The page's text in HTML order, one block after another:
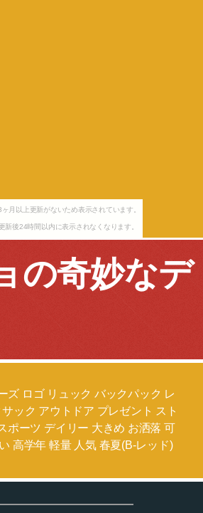
月以上更新がないため表示されています。
新後24時間以内に表示されなくなります。
の奇妙なデ
ズ ロゴ リュック バックパック レ
ック アウトドア プレゼント スト
ポーツ デイリー 大きめ お洒落 可
高学年 軽量 人気 春夏(B-レッド)